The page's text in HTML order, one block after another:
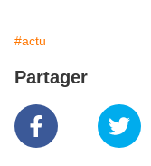
#actu
Partager